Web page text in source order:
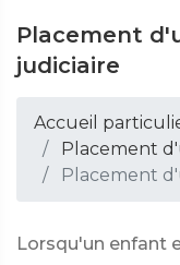
Placement
judiciaire
Accueil
Placement
Placement
Lorsqu'un enfant